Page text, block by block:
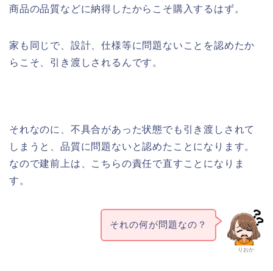
商品の品質などに納得したからこそ購入するはず。
家も同じで、設計、仕様等に問題ないことを認めたか
らこそ、引き渡しされるんです。
それなのに、不具合があった状態でも引き渡しされて
しまうと、品質に問題ないと認めたことになります。
なので建前上は、こちらの責任で直すことになりま
す。
りおか
それの何が問題なの？